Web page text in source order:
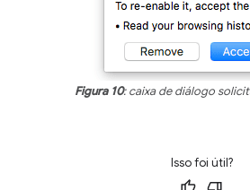
Figura 10: caixa de diálogo
Isso foi útil?